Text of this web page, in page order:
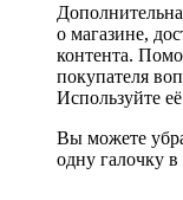
о магазине,
контента.
покупателя
Используйте
Вы можете
одну галочку